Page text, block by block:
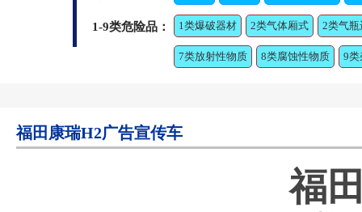
1-9类危险品： 1类爆破器材 2类气体厢式 2类气
7类放射性物质 8类腐蚀性物质 9类
福田康瑞H2广告宣传车
福